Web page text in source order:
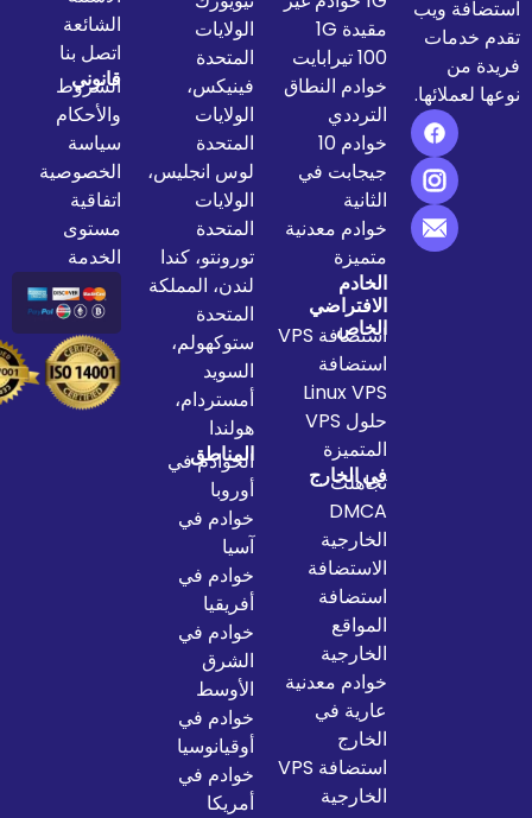
مقيدة 1G
100 تيرابايت
خوادم النطاق
الترددي
خوادم 10
جيجابت في
خوادم معدنية
الولايات
المتحدة
فينيكس،
الولايات
المتحدة
لوس انجليس،
الولايات
المتحدة
تورونتو، كندا
لندن، المملكة
المتحدة
ستوكهولم،
السويد
أمستردام،
هولندا
المناطق
الخوادم في
أوروبا
خوادم في
آسيا
خوادم في
أفريقيا
خوادم في
الشرق
الأوسط
خوادم في
أوقيانوسيا
خوادم في
أمريكا
الشائعة
اتصل بنا
قانوني
الشروط
والأحكام
سياسة
الخصوصية
اتفاقية
مستوى
الخدمة